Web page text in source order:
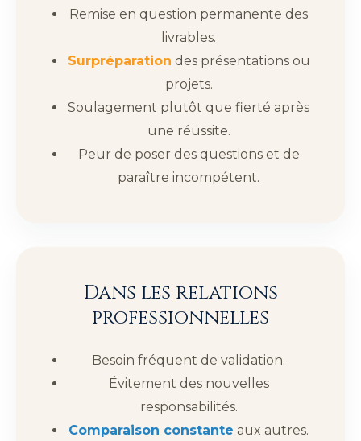
Remise en question permanente des
livrables.
Surpréparation des présentations ou
projets.
Soulagement plutôt que fierté après
une réussite.
Peur de poser des questions et de
paraître incompétent.
Dans les relations
professionnelles
Besoin fréquent de validation.
Évitement des nouvelles
responsabilités.
Comparaison constante aux autres.